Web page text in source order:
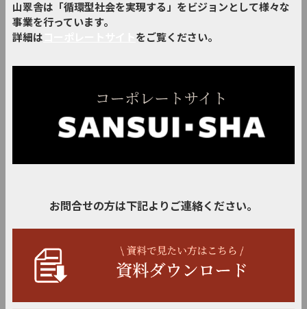
山翠舎は「循環型社会を実現する」をビジョンとして様々な
事業を行っています。
詳細は
をご覧ください。
お問合せの方は下記よりご連絡ください。